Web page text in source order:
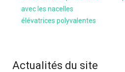
avec les nacelles
élévatrices polyvalentes
Actualités du site